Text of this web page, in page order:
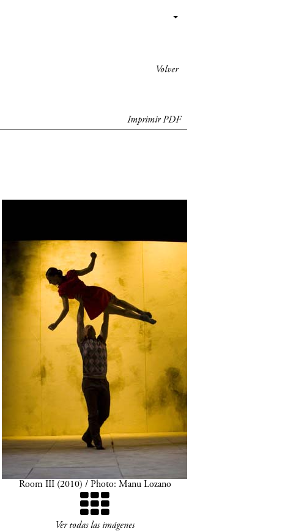
Volver
Imprimir PDF
Room III (2010) / Photo: Manu Lozano
Ver todas las imágenes